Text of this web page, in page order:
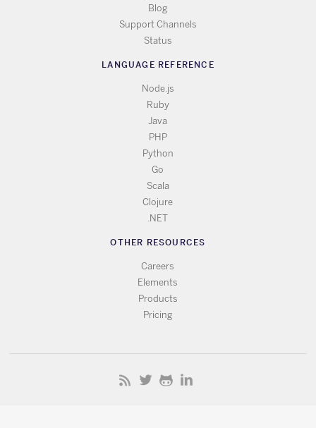
Blog
Support Channels
Status
LANGUAGE REFERENCE
Node.js
Ruby
Java
PHP
Python
Go
Scala
Clojure
.NET
OTHER RESOURCES
Careers
Elements
Products
Pricing